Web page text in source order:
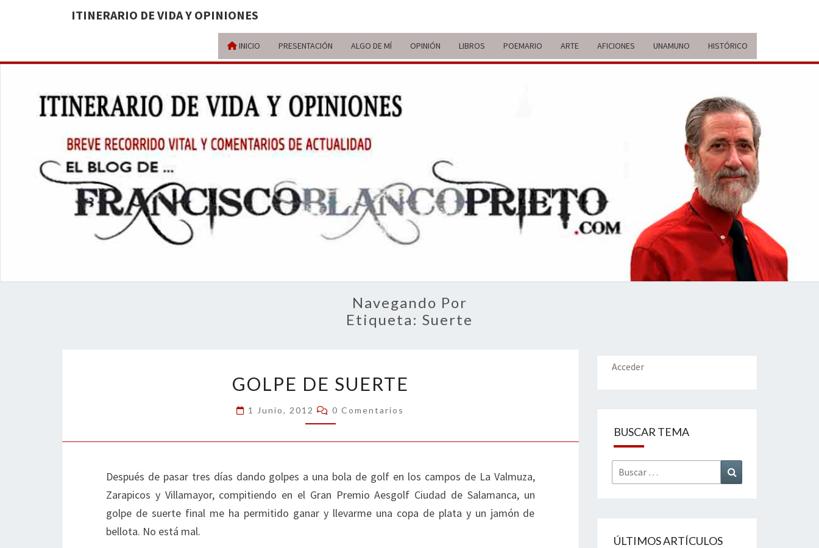
ITINERARIO DE VIDA Y OPINIONES
INICIO PRESENTACIÓN ALGO DE MÍ OPINIÓN LIBROS POEMARIO ARTE AFICIONES UNAMUNO HISTÓRICO
ITINERARIO
DE VIDA Y
OPINIONES
BREVE
RECORRIDO
VITAL Y
COMENTARIOS
ACTUALIDAD
Navegando Por
Etiqueta: Suerte
DE
SUERTE
GOLPE DE SUERTE
1 Junio, 2012 Comentarios
0 Comentarios
Después de pasar tres días dando golpes a una bola de golf en los campos de La Valmuza,
Zarapicos y Villamayor, compitiendo en el Gran Premio Aesgolf Ciudad de Salamanca, un
golpe de suerte final me ha permitido ganar y llevarme una copa de plata y un jamón de
bellota. No está mal.
Acceder
BUSCAR TEMA
Buscar
por:
ÚLTIMOS ARTÍCULOS